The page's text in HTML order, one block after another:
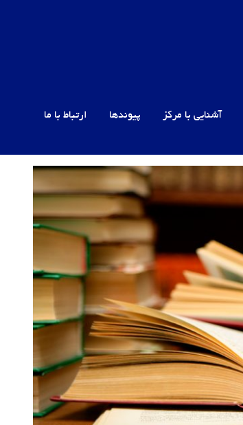
آشنایی با مرکز پیوندها ارتباط با ما